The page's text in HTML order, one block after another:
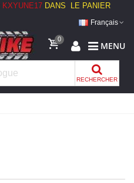
KXYUNE17 DANS LE PANIER
Français
0
MENU
RECHERCHER